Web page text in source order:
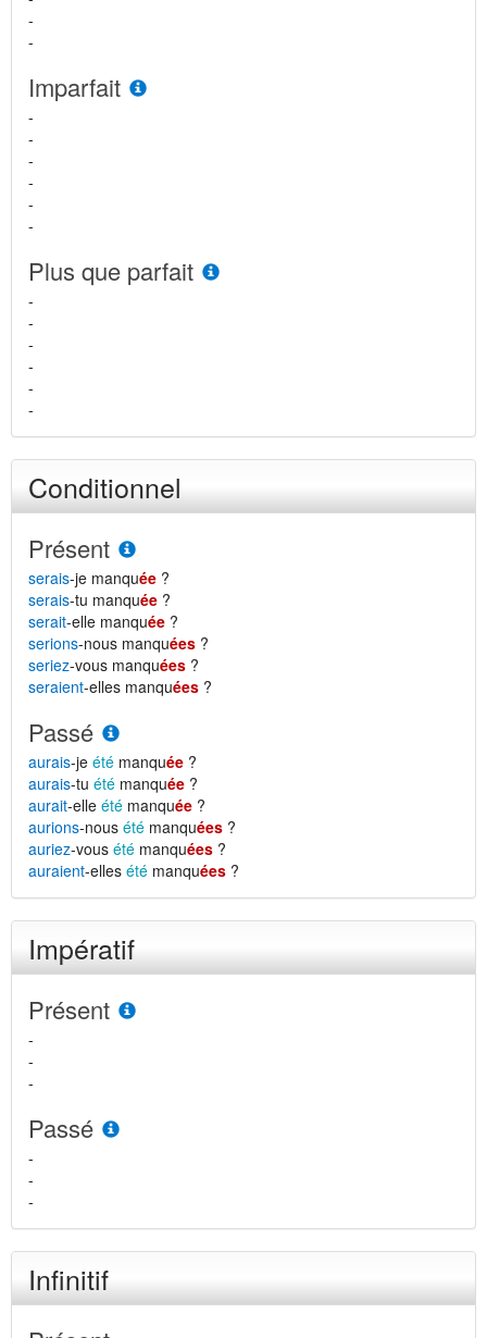
-
-
Imparfait
-
-
-
-
-
-
Plus que parfait
-
-
-
-
-
-
Conditionnel
Présent
serais-je manquée ?
serais-tu manquée ?
serait-elle manquée ?
serions-nous manquées ?
seriez-vous manquées ?
seraient-elles manquées ?
Passé
aurais-je été manquée ?
aurais-tu été manquée ?
aurait-elle été manquée ?
aurions-nous été manquées ?
auriez-vous été manquées ?
auraient-elles été manquées ?
Impératif
Présent
-
-
-
Passé
-
-
-
Infinitif